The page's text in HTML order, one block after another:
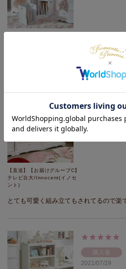
最初から組み立てられていたのでそのま
【直送】【お届けグループC】
テレビ台大/Innocent(イノセ
ント)
購入者
2021/07/29
とても可愛く組み立てもされてるので楽
購入者
2021/07/29